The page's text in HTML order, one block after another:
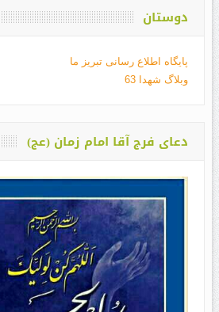
دوستان
پایگاه اطلاع رسانی تبریز ما
وبلاگ شهدا 63
دعای فرج آقا امام زمان (عج)